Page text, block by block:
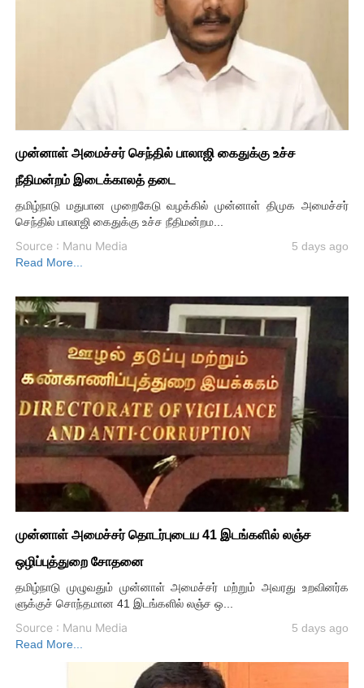
முன்னாள் அமைச்சர் செந்தில் பாலாஜி கைதுக்கு உச்ச
நீதிமன்றம் இடைக்காலத் தடை
தமிழ்நாடு மதுபான முறைகேடு வழக்கில் முன்னாள் திமுக அமைச்சர்
செந்தில் பாலாஜி கைதுக்கு உச்ச நீதிமன்றம...
Source : Manu Media
5 days ago
Read More...
முன்னாள் அமைச்சர் தொடர்புடைய 41 இடங்களில் லஞ்ச
ஒழிப்புத்துறை சோதனை
தமிழ்நாடு முழுவதும் முன்னாள் அமைச்சர் மற்றும் அவரது உறவினர்க
ளுக்குச் சொந்தமான 41 இடங்களில் லஞ்ச ஒ...
Source : Manu Media
5 days ago
Read More...